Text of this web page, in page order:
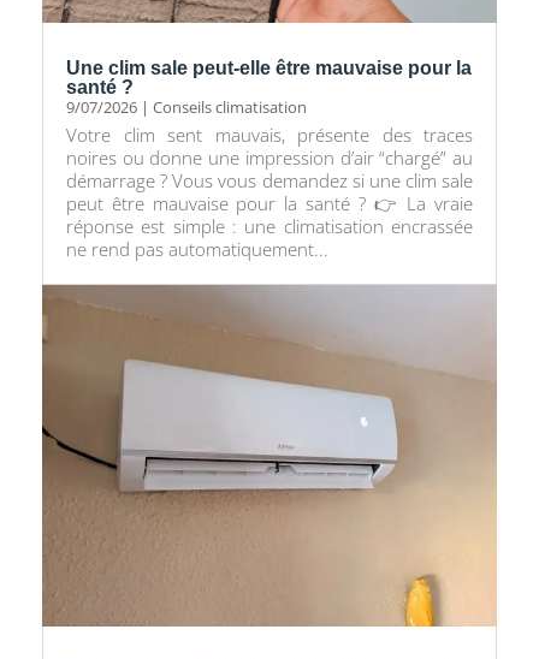
Une clim sale peut-elle être mauvaise pour la
santé ?
9/07/2026 | Conseils climatisation
Votre clim sent mauvais, présente des traces
noires ou donne une impression d’air “chargé” au
démarrage ? Vous vous demandez si une clim sale
peut être mauvaise pour la santé ? 👉 La vraie
réponse est simple : une climatisation encrassée
ne rend pas automatiquement...